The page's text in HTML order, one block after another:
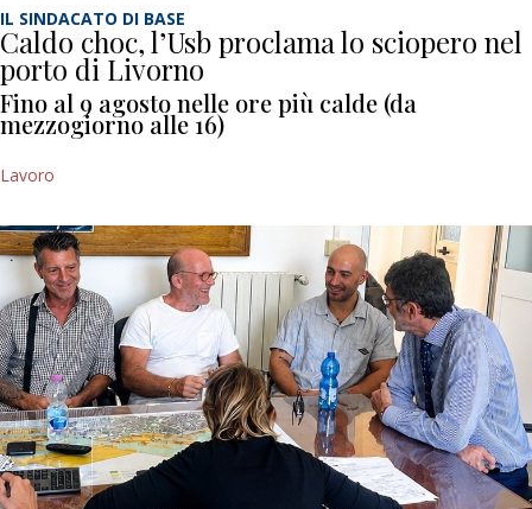
IL SINDACATO DI BASE
Caldo choc, l’Usb proclama lo sciopero nel
porto di Livorno
Fino al 9 agosto nelle ore più calde (da
mezzogiorno alle 16)
Lavoro